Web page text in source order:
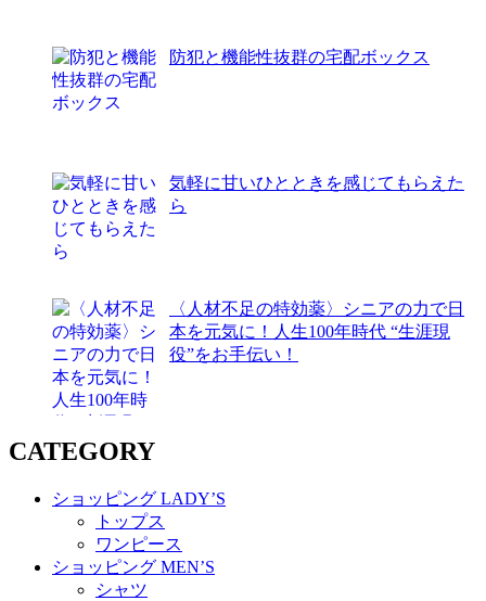
防犯と機能性抜群の宅配ボックス
気軽に甘いひとときを感じてもらえた
ら
〈人材不足の特効薬〉シニアの力で日
本を元気に！人生100年時代 “生涯現
役”をお手伝い！
CATEGORY
ショッピング LADY’S
トップス
ワンピース
ショッピング MEN’S
シャツ